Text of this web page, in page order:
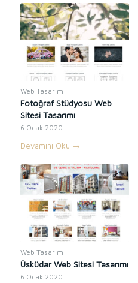
Web Tasarım
Fotoğraf Stüdyosu Web
Sitesi Tasarımı
6 Ocak 2020
Devamını Oku →
Web Tasarım
Üsküdar Web Sitesi Tasarımı
6 Ocak 2020